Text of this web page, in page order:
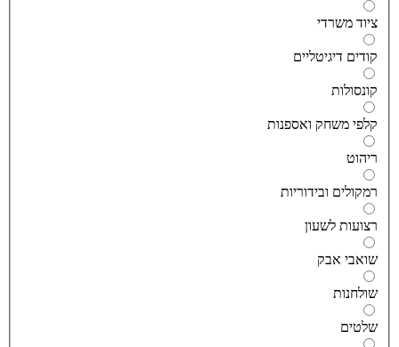
משרדי
דיגיטליים
משחק ואספנות
ובידוריות
לשעון
אבק